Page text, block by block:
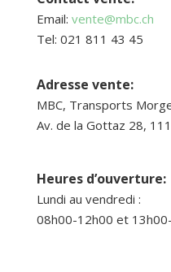
Email: vente@mbc.ch
Tel: 021 811 43 45
Adresse vente:
MBC, Transports
Av. de la Gottaz 28,
Heures d’ouverture:
Lundi au vendredi :
08h00-12h00 et